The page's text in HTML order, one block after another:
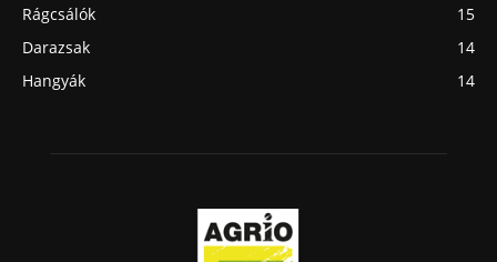
Rágcsálók
15
Darazsak
14
Hangyák
14